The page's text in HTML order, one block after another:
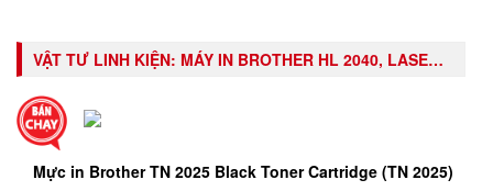
VẬT TƯ LINH KIỆN: MÁY IN BROTHER HL 2040, LASER TRẮNG ĐEN
Mực in Brother TN 2025 Black Toner Cartridge (TN 2025)